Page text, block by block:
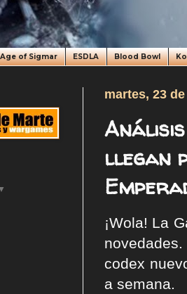
Age of Sigmar ESDLA Blood Bowl
martes, 23
Análisis
llegan
¡Wola! La
codex
a semana.